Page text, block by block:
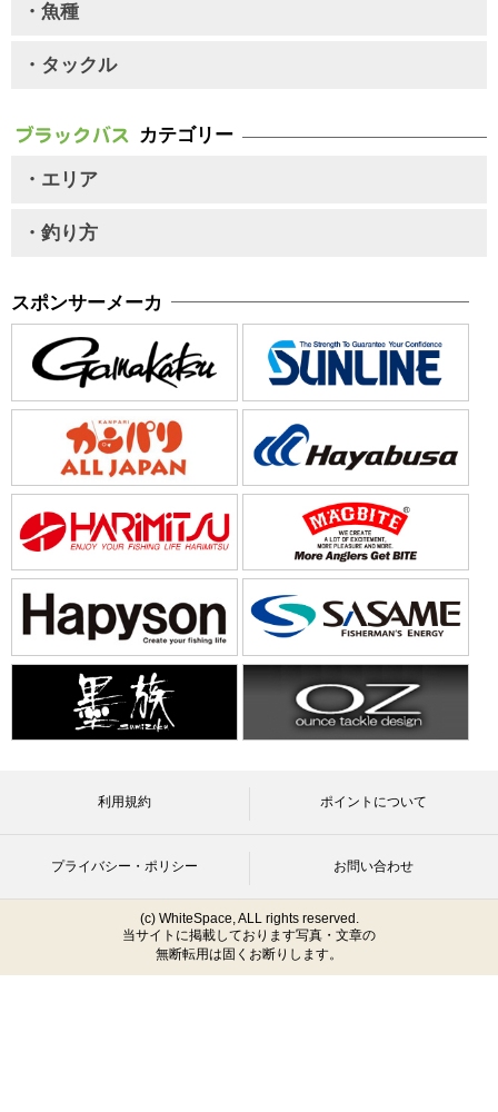
・魚種
・タックル
カテゴリー
・エリア
・釣り方
スポンサーメーカ
利用規約 ポイントについて
プライバシー・ポリシー お問い合わせ
(c) WhiteSpace, ALL rights reserved.
当サイトに掲載しております写真・文章の
無断転用は固くお断りします。